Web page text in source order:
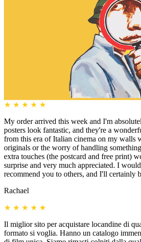
★ ★ ★ ★ ★
My order arrived this week and I'm
posters look fantastic, and they're a
from this era of Italian cinema on my walls
originals or the worry of handling
extra touches (the postcard and free print)
surprise and very much appreciated. I
recommend you to others, and I'll certainly
Rachael
★ ★ ★ ★ ★
Il miglior sito per acquistare locandine di
formato si voglia. Hanno un catalogo